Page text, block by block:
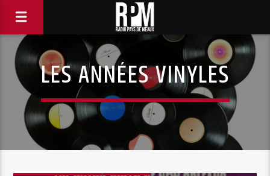
LES ANNÉES VINYLES